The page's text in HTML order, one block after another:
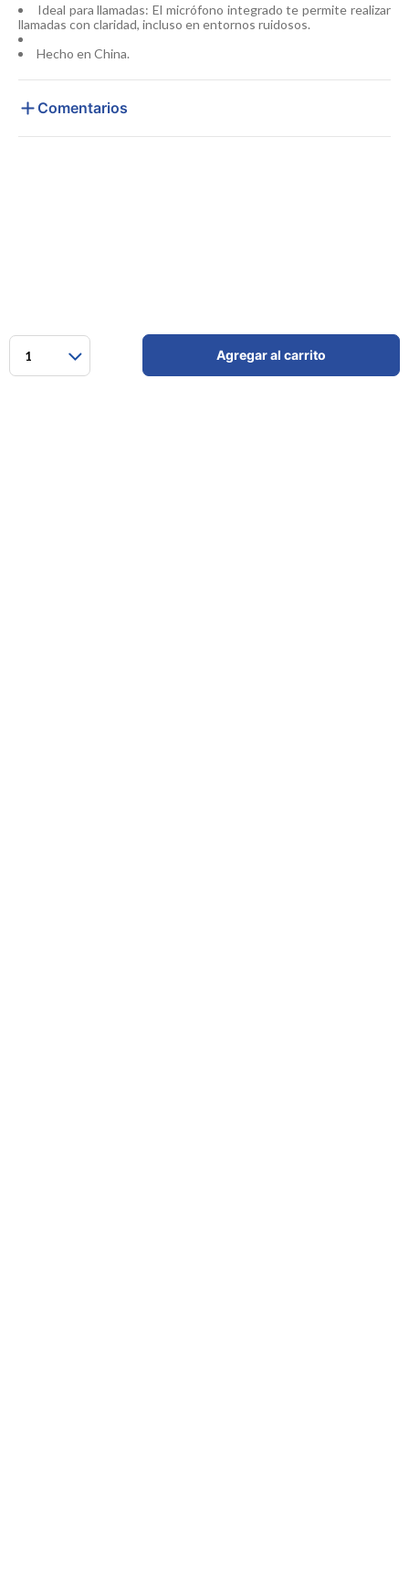
1 Agregar al carrito
Ideal para llamadas: El micrófono integrado te permite realizar
llamadas con claridad, incluso en entornos ruidosos.
Hecho en China.
Comentarios